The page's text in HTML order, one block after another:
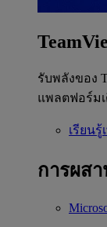
รับพลังของ
แพลตฟอร์มเ
เรียนรู้
การผส